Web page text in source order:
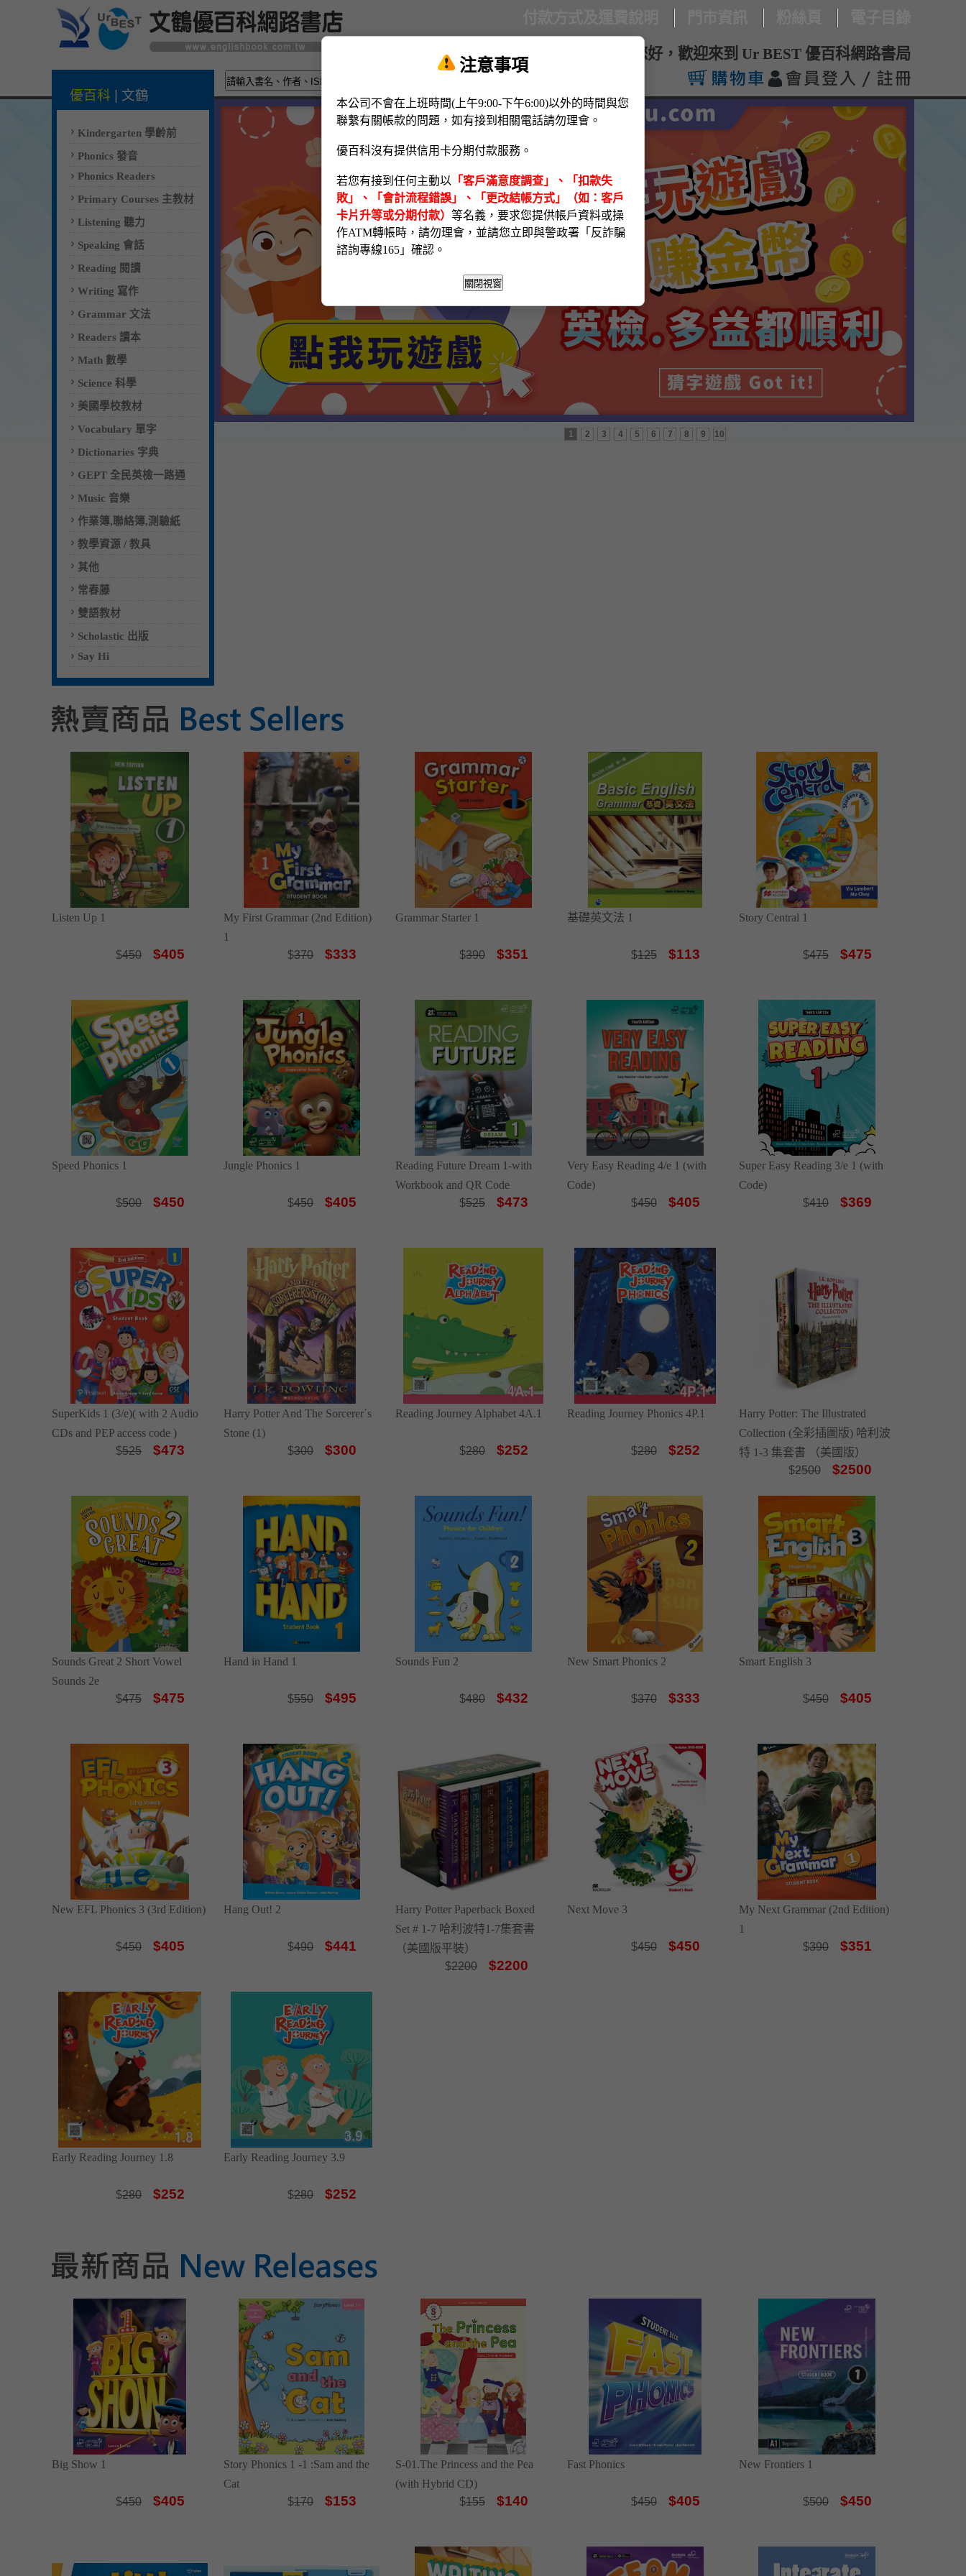
您好，歡迎來到 Ur BEST 優百科網路書局
優百科 文鶴
Kindergarten 學齡前
Phonics 發音
Phonics Readers
Primary Courses 主教材
Listening 聽力
Speaking 會話
Reading 閱讀
Writing 寫作
Grammar 文法
Readers 讀本
Math 數學
Science 科學
美國學校教材
Vocabulary 單字
Dictionaries 字典
GEPT 全民英檢一路通
Music 音樂
作業簿,聯絡簿,測驗紙
教學資源 / 教具
其他
常春藤
雙語教材
Scholastic 出版
Say Hi
注意事項
本公司不會在上班時間(上午9:00-下午6:00)以外的時間與您
聯繫有關帳款的問題，如有接到相關電話請勿理會。
優百科沒有提供信用卡分期付款服務。
若您有接到任何主動以 「客戶滿意度調查」、「扣款失
敗」、「會計流程錯誤」、「更改結帳方式」（如：客戶
卡片升等或分期付款） 等名義，要求您提供帳戶資料或操
作ATM轉帳時，請勿理會，並請您立即與警政署「反詐騙
諮詢專線165」確認。
1 2 3 4 5 6 7 8 9 10
Listen Up 1
$450 $405
My First Grammar (2nd Edition)
1
$370 $333
Grammar Starter 1
$390 $351
基礎英文法 1
$125 $113
Story Central 1
$475 $475
Speed Phonics 1
$500 $450
Jungle Phonics 1
$450 $405
Reading Future Dream 1-with
Workbook and QR Code
$525 $473
Very Easy Reading 4/e 1 (with
Code)
$450 $405
Super Easy Reading 3/e 1 (with
Code)
$410 $369
SuperKids 1 (3/e)( with 2 Audio
CDs and PEP access code )
$525 $473
Harry Potter And The Sorcerer΄s
Stone (1)
$300 $300
Reading Journey Alphabet 4A.1
$280 $252
Reading Journey Phonics 4P.1
$280 $252
Harry Potter: The Illustrated
Collection (全彩插圖版) 哈利波
特 1-3 集套書 （美國版）
$2500 $2500
Sounds Great 2 Short Vowel
Sounds 2e
$475 $475
Hand in Hand 1
$550 $495
Sounds Fun 2
$480 $432
New Smart Phonics 2
$370 $333
Smart English 3
$450 $405
New EFL Phonics 3 (3rd Edition)
$450 $405
Hang Out! 2
$490 $441
Harry Potter Paperback Boxed
Set # 1-7 哈利波特1-7集套書
（美國版平裝）
$2200 $2200
Next Move 3
$450 $450
My Next Grammar (2nd Edition)
1
$390 $351
Early Reading Journey 1.8
$280 $252
Early Reading Journey 3.9
$280 $252
Big Show 1
$450 $405
Story Phonics 1 -1 :Sam and the
Cat
$170 $153
S-01.The Princess and the Pea
(with Hybrid CD)
$155 $140
Fast Phonics
$450 $405
New Frontiers 1
$500 $450